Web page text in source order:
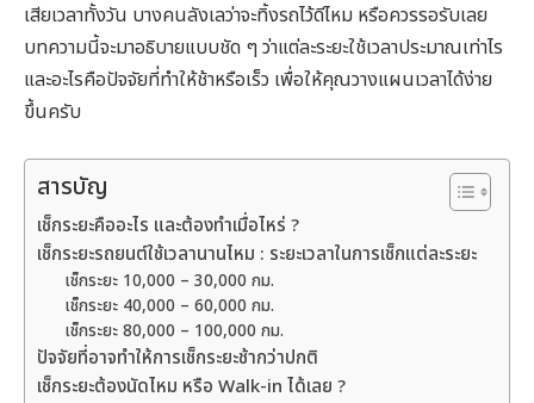
เสียเวลาทั้งวัน บางคนลังเลว่าจะทิ้งรถไว้ดีไหม หรือควรรอรับเลย
บทความนี้จะมาอธิบายแบบชัด ๆ ว่าแต่ละระยะใช้เวลาประมาณเท่าไร
และอะไรคือปัจจัยที่ทำให้ช้าหรือเร็ว เพื่อให้คุณวางแผนเวลาได้ง่าย
ขึ้นครับ
สารบัญ
เช็กระยะคืออะไร และต้องทำเมื่อไหร่ ?
เช็กระยะรถยนต์ใช้เวลานานไหม : ระยะเวลาในการเช็กแต่ละระยะ
เช็กระยะ 10,000 – 30,000 กม.
เช็กระยะ 40,000 – 60,000 กม.
เช็กระยะ 80,000 – 100,000 กม.
ปัจจัยที่อาจทำให้การเช็กระยะช้ากว่าปกติ
เช็กระยะต้องนัดไหม หรือ Walk-in ได้เลย ?